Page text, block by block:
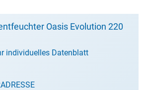
Oasis Evolution 220
individuelles Datenblatt